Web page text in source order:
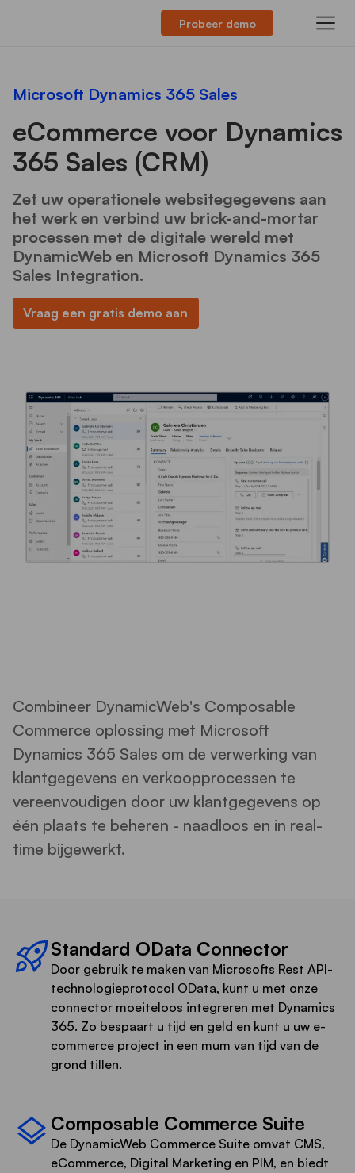
Probeer demo
Microsoft Dynamics 365 Sales
eCommerce voor Dynamics
365 Sales (CRM)
Zet uw operationele websitegegevens aan
het werk en verbind uw brick-and-mortar
processen met de digitale wereld met
DynamicWeb en Microsoft Dynamics 365
Sales Integration.
Vraag een gratis demo aan
Combineer DynamicWeb's Composable
Commerce oplossing met Microsoft
Dynamics 365 Sales om de verwerking van
klantgegevens en verkoopprocessen te
vereenvoudigen door uw klantgegevens op
één plaats te beheren - naadloos en in real-
time bijgewerkt.
Standard OData Connector
Door gebruik te maken van Microsofts Rest API-
technologieprotocol OData, kunt u met onze
connector moeiteloos integreren met Dynamics
365. Zo bespaart u tijd en geld en kunt u uw e-
commerce project in een mum van tijd van de
grond tillen.
Composable Commerce Suite
De DynamicWeb Commerce Suite omvat CMS,
eCommerce, Digital Marketing en PIM, en biedt